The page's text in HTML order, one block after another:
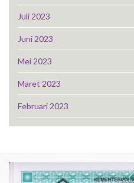
Juli 2023
Juni 2023
Mei 2023
Maret 2023
Februari 2023